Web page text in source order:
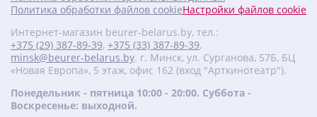
Политика обработки файлов cookieНастройки файлов cookie
Интернет-магазин beurer-belarus.by, тел.:
+375 (29) 387-89-39, +375 (33) 387-89-39,
minsk@beurer-belarus.by. г. Минск, ул. Сурганова, 57Б, БЦ
«Новая Европа», 5 этаж, офис 162 (вход "Арткинотеатр").
Понедельник - пятница 10:00 - 20:00. Суббота -
Воскресенье: выходной.